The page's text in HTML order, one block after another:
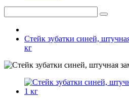
Стейк зубатки синей,
кг